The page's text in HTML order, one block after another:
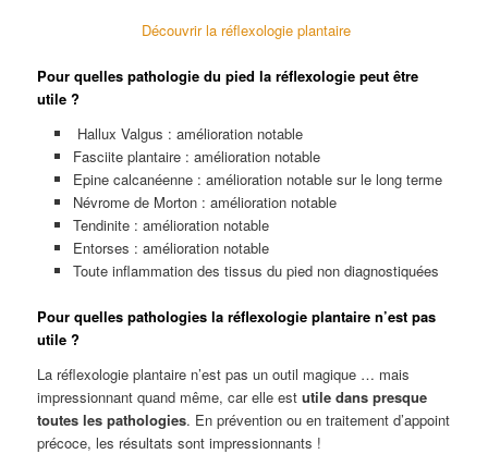
Découvrir la réflexologie plantaire
Pour quelles pathologie du pied la réflexologie peut être
utile ?
Hallux Valgus : amélioration notable
Fasciite plantaire : amélioration notable
Epine calcanéenne : amélioration notable sur le long terme
Névrome de Morton : amélioration notable
Tendinite : amélioration notable
Entorses : amélioration notable
Toute inflammation des tissus du pied non diagnostiquées
Pour quelles pathologies la réflexologie plantaire n’est pas
utile ?
La réflexologie plantaire n’est pas un outil magique … mais
impressionnant quand même, car elle estutile dans presque
toutes les pathologies. En prévention ou en traitement d’appoint
précoce, les résultats sont impressionnants !